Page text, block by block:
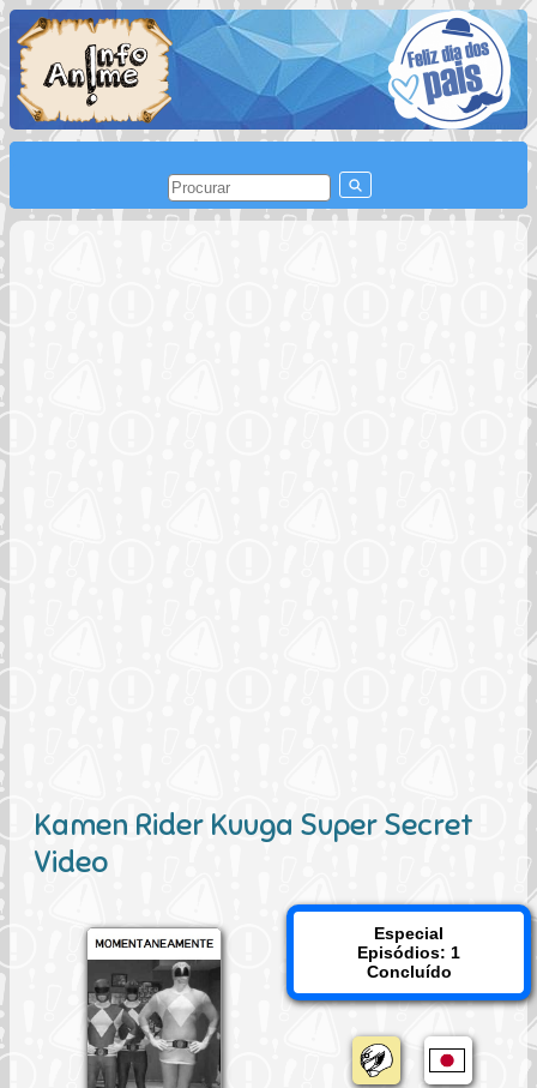
Kamen Rider Kuuga Super Secret
Video
Especial
Episódios: 1
Concluído